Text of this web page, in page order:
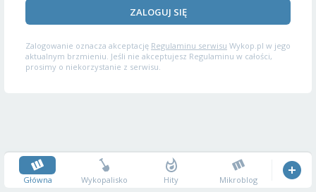
ZALOGUJ SIĘ
Zalogowanie oznacza akceptację Regulaminu serwisu Wykop.pl w jego
aktualnym brzmieniu. Jeśli nie akceptujesz Regulaminu w całości,
prosimy o niekorzystanie z serwisu.
Główna Wykopalisko Hity Mikroblog